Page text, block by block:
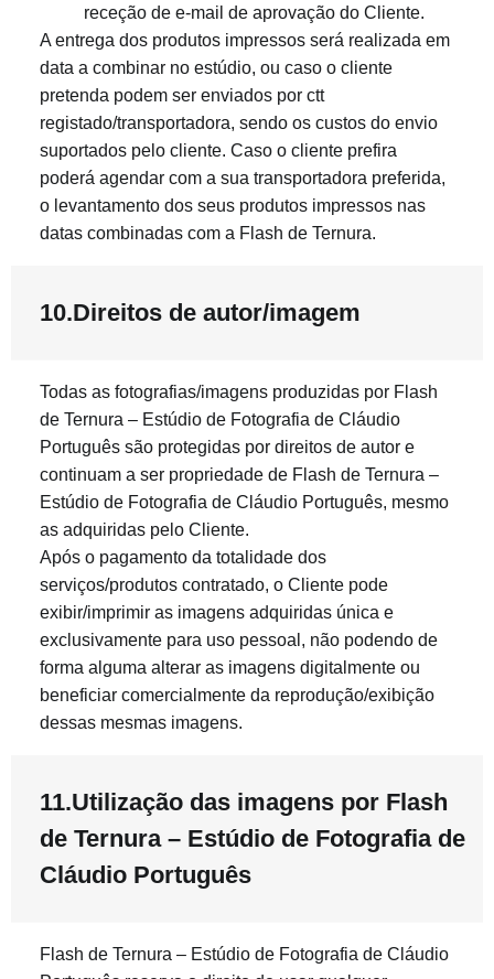
receção de e-mail de aprovação do Cliente.
A entrega dos produtos impressos será realizada em
data a combinar no estúdio, ou caso o cliente
pretenda podem ser enviados por ctt
registado/transportadora, sendo os custos do envio
suportados pelo cliente. Caso o cliente prefira
poderá agendar com a sua transportadora preferida,
o levantamento dos seus produtos impressos nas
datas combinadas com a Flash de Ternura.
10.Direitos de autor/imagem
Todas as fotografias/imagens produzidas por Flash
de Ternura – Estúdio de Fotografia de Cláudio
Português são protegidas por direitos de autor e
continuam a ser propriedade de Flash de Ternura –
Estúdio de Fotografia de Cláudio Português, mesmo
as adquiridas pelo Cliente.
Após o pagamento da totalidade dos
serviços/produtos contratado, o Cliente pode
exibir/imprimir as imagens adquiridas única e
exclusivamente para uso pessoal, não podendo de
forma alguma alterar as imagens digitalmente ou
beneficiar comercialmente da reprodução/exibição
dessas mesmas imagens.
11.Utilização das imagens por Flash
de Ternura – Estúdio de Fotografia de
Cláudio Português
Flash de Ternura – Estúdio de Fotografia de Cláudio